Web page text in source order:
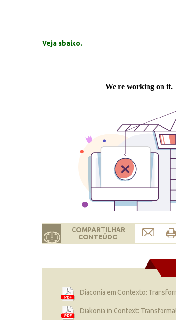
Veja abaixo.
COMPARTILHAR
CONTEÚDO
Diaconia em Contexto:
Diakonia in Context: